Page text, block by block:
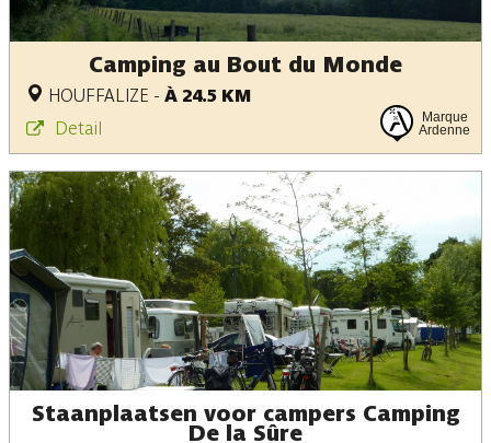
Camping au Bout du Monde
HOUFFALIZE - À 24.5 KM
Detail
Marque
Ardenne
Staanplaatsen voor campers Camping
De la Sûre